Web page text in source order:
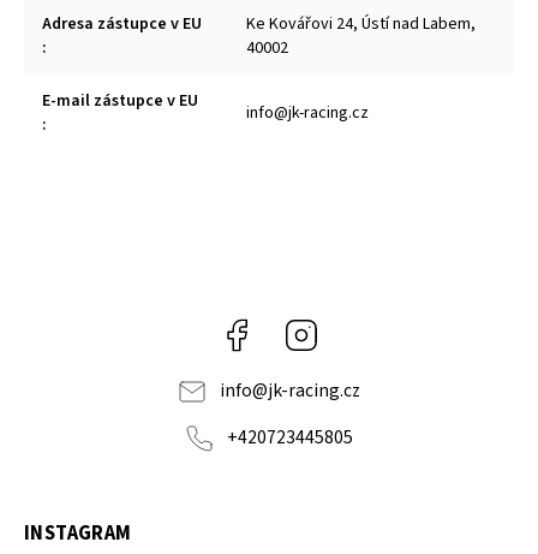
Adresa zástupce v EU
:
Ke Kovářovi 24, Ústí nad Labem,
40002
E-mail zástupce v EU
:
info@jk-racing.cz
Facebook
info@jk-racing.cz
+420723445805
INSTAGRAM